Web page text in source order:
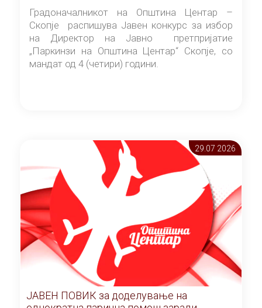
Градоначалникот на Општина Центар –
Скопје распишува Јавен конкурс за избор
на Директор на Јавно претпријатие
„Паркинзи на Општина Центар“ Скопје, со
мандат од 4 (четири) години.
29.07 2026
ЈАВЕН ПОВИК за доделување на